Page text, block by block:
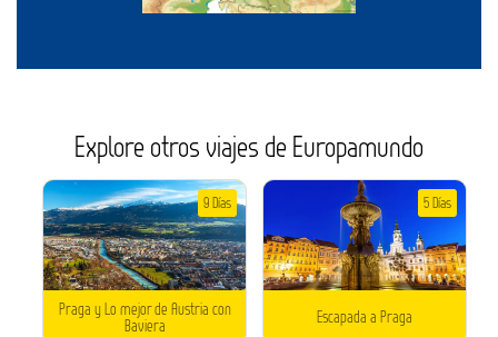
Explore otros viajes de Europamundo
Praga y Lo mejor de Austria con
Baviera
9 Días
Escapada a Praga
5 Días